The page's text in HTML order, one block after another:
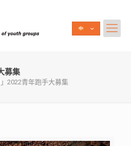
募集
」2022青年跑手大募集